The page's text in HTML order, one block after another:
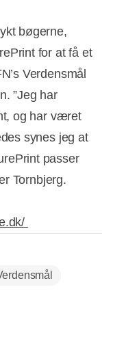
bøgerne,
for at få et
Verdensmål
”Jeg har
og har været
synes jeg at
passer
Tornbjerg.